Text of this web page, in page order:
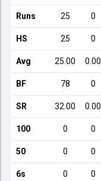
Runs 25 0
HS 25 0
Avg 25.00 0.00
BF 78 0
SR 32.00 0.00
100 0 0
50 0 0
6s 0 0